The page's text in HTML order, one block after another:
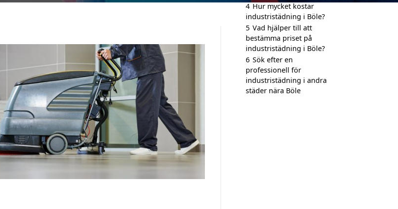
4 Hur mycket kostar
industristädning i Böle?
5 Vad hjälper till att
bestämma priset på
industristädning i Böle?
6 Sök efter en
professionell för
industristädning i andra
städer nära Böle